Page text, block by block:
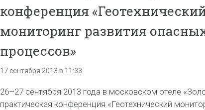
конференция
мониторинг развития
процессов»
17 сентября 2013 в 11:33
26–27 сентября 2013 года в московском отеле
практическая конференция «Геотехнический